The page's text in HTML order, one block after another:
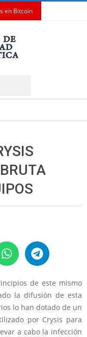
en Bitcoin
de este mismo
la difusión de esta
lo han dotado de un
por Crysis para
a cabo la infección